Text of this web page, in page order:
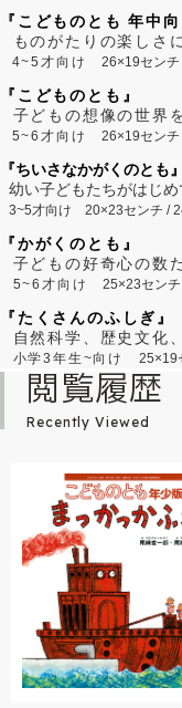
『こどものとも 年中向
ものがたりの楽しさ
4~5才向け26×19セン
『こどものとも』
子どもの想像の世界
5~6才向け26×19セン
『ちいさなかがくのとも』
幼い子どもたちがはじめ
3~5才向け 20×23センチ /
『かがくのとも』
子どもの好奇心の数
5~6才向け25×23セン
『たくさんのふしぎ』
自然科学、歴史文化
小学3年生~向け 25×19
閲覧履歴
Recently Viewed